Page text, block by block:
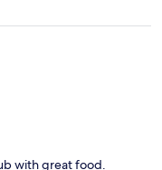
with great food.